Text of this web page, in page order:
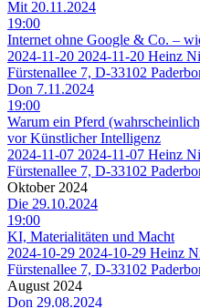
Mit 20.11.2024
19:00
Internet ohne Google & Co. –
2024-11-20 2024-11-20 Heinz
Fürstenallee 7, D-33102
Don 7.11.2024
19:00
Warum ein Pferd
vor Künstlicher Intelligenz
2024-11-07 2024-11-07 Heinz
Fürstenallee 7, D-33102
Oktober 2024
Die 29.10.2024
19:00
KI, Materialitäten und Macht
2024-10-29 2024-10-29 Heinz
Fürstenallee 7, D-33102
August 2024
Don 29.08.2024